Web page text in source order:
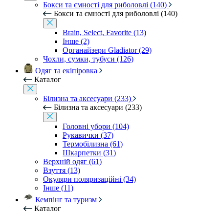
Бокси та ємності для риболовлі (140)
Бокси та ємності для риболовлі (140)
Brain, Select, Favorite (13)
Інше (2)
Органайзери Gladiator (29)
Чохли, сумки, тубуси (126)
Одяг та екіпіровка
Каталог
Білизна та аксесуари (233)
Білизна та аксесуари (233)
Головні убори (104)
Рукавички (37)
Термобілизна (61)
Шкарпетки (31)
Верхній одяг (61)
Взуття (13)
Окуляри поляризаційні (34)
Інше (11)
Кемпінг та туризм
Каталог